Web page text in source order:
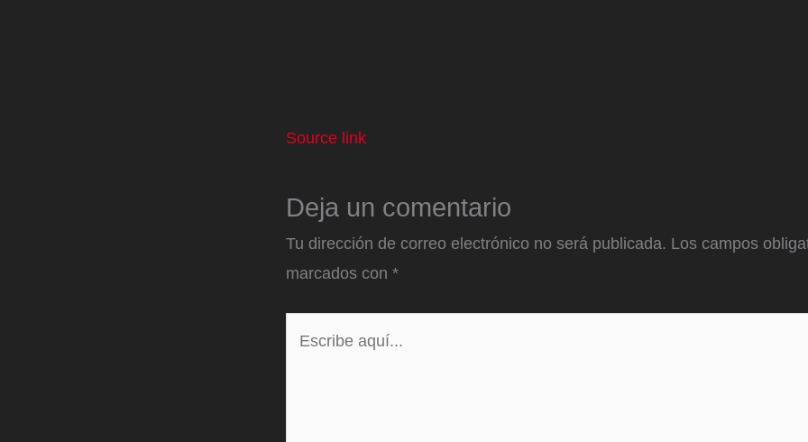
Source link
Deja un comentario
Tu dirección de correo electrónico no será publicada. Los campos
marcados con *